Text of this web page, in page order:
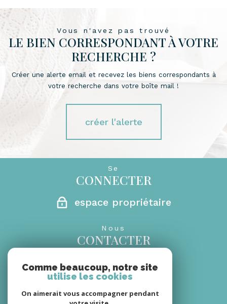
Vous n'avez pas trouvé
LE BIEN CORRESPONDANT À VOTRE
RECHERCHE ?
Créer une alerte email et recevez les biens correspondants à
votre recherche dans votre boîte mail !
créer l'alerte
Se
CONNECTER
espace propriétaire
Nous
CONTACTER
0692 27 29 69
06 08 66 30 18
secretariat@monagencerm.com
Comme beaucoup, notre site
utilise les cookies
On aimerait vous accompagner pendant